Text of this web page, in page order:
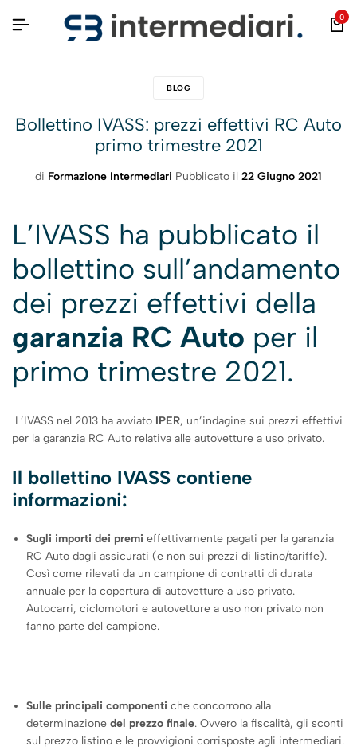
0
BLOG
Bollettino IVASS: prezzi effettivi RC Auto
primo trimestre 2021
di Formazione Intermediari Pubblicato il 22 Giugno 2021
L’IVASS ha pubblicato il
bollettino sull’andamento
dei prezzi effettivi della
garanzia RC Auto per il
primo trimestre 2021.
L’IVASS nel 2013 ha avviato IPER, un’indagine sui prezzi effettivi
per la garanzia RC Auto relativa alle autovetture a uso privato.
Il bollettino IVASS contiene
informazioni:
Sugli importi dei premi effettivamente pagati per la garanzia
RC Auto dagli assicurati (e non sui prezzi di listino/tariffe).
Così come rilevati da un campione di contratti di durata
annuale per la copertura di autovetture a uso privato.
Autocarri, ciclomotori e autovetture a uso non privato non
fanno parte del campione.
Sulle principali componentiche concorrono alla
determinazionedel prezzo finale. Ovvero la fiscalità, gli sconti
sul prezzo listino e le provvigioni corrisposte agli intermediari.